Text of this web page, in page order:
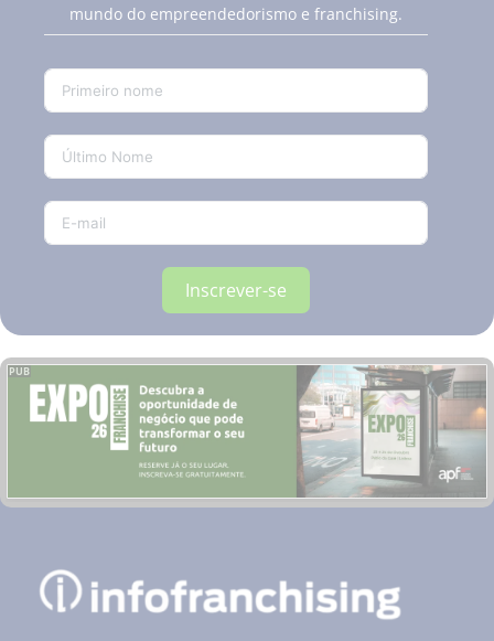
mundo do empreendedorismo e franchising.
Inscrever-se
PUB